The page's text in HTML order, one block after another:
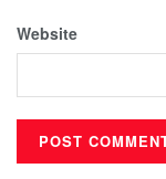
Website